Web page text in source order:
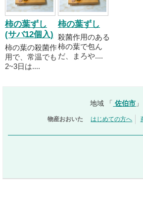
柿の葉ずし
(サバ12個入)
柿の葉の殺菌作
用で、常温でも
2~3日は....
柿の葉ずし
殺菌作用のある
柿の葉で包ん
だ、まろや....
地域 「 佐伯市
物産おおいた はじめての方へ